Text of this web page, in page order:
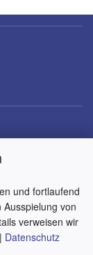
und fortlaufend
von
verweisen wir
| Datenschutz